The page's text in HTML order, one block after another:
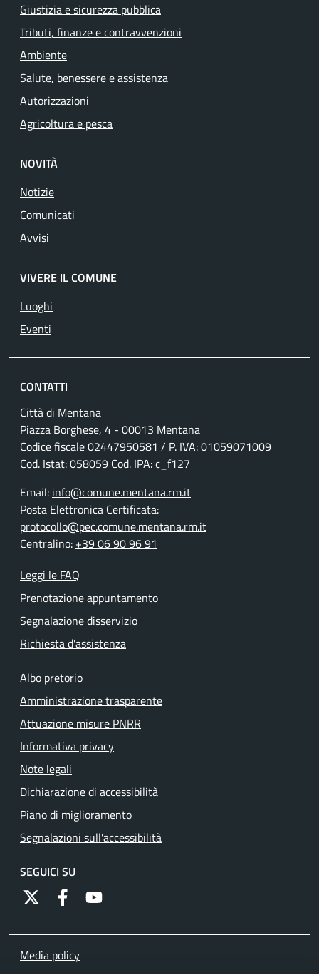
Giustizia e sicurezza pubblica
Tributi, finanze e contravvenzioni
Ambiente
Salute, benessere e assistenza
Autorizzazioni
Agricoltura e pesca
NOVITÀ
Notizie
Comunicati
Avvisi
VIVERE IL COMUNE
Luoghi
Eventi
CONTATTI
Città di Mentana
Piazza Borghese, 4 - 00013 Mentana
Codice fiscale02447950581 / P. IVA:01059071009
Cod. Istat: 058059 Cod. IPA: c_f127
Email: info@comune.mentana.rm.it
Posta Elettronica Certificata:
protocollo@pec.comune.mentana.rm.it
Centralino: +39 06 90 96 91
Leggi le FAQ
Prenotazione appuntamento
Segnalazione disservizio
Richiesta d'assistenza
Albo pretorio
Amministrazione trasparente
Attuazione misure PNRR
Informativa privacy
Note legali
Dichiarazione di accessibilità
Piano di miglioramento
Segnalazioni sull'accessibilità
SEGUICI SU
https://twitter.com/comunementana
https://www.facebook.com/Comune-di-
http://www.youtube.com/channel/
Media policy